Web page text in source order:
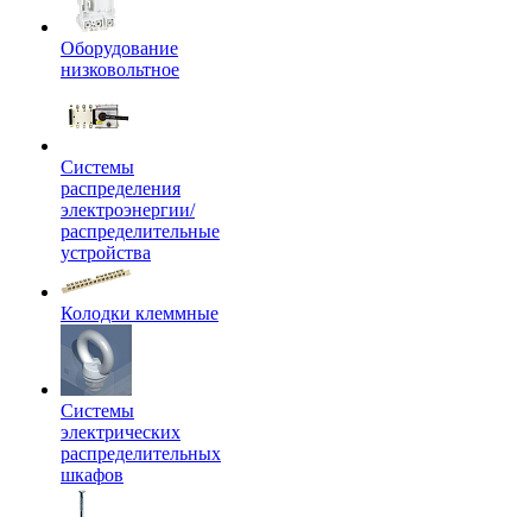
Оборудование
низковольтное
Системы
распределения
электроэнергии/
распределительные
устройства
Колодки клеммные
Системы
электрических
распределительных
шкафов